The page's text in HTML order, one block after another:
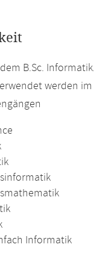
B.Sc. Informatik.
werden
Informatik